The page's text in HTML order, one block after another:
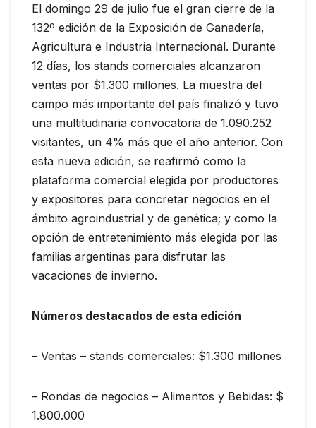
El domingo 29 de julio fue el gran cierre de la
132º edición de la Exposición de Ganadería,
Agricultura e Industria Internacional. Durante
12 días, los stands comerciales alcanzaron
ventas por $1.300 millones. La muestra del
campo más importante del país finalizó y tuvo
una multitudinaria convocatoria de 1.090.252
visitantes, un 4% más que el año anterior. Con
esta nueva edición, se reafirmó como la
plataforma comercial elegida por productores
y expositores para concretar negocios en el
ámbito agroindustrial y de genética; y como la
opción de entretenimiento más elegida por las
familias argentinas para disfrutar las
vacaciones de invierno.
Números destacados de esta edición
– Ventas – stands comerciales: $1.300 millones
– Rondas de negocios – Alimentos y Bebidas: $
1.800.000